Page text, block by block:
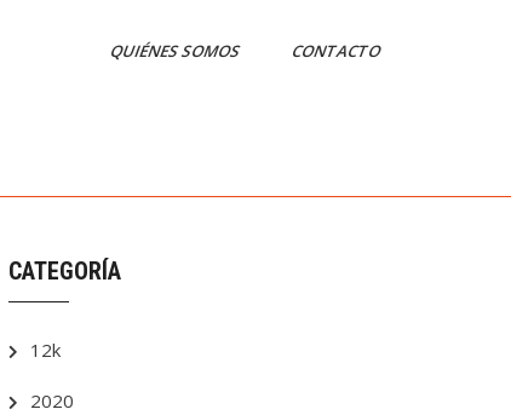
QUIÉNES SOMOS CONTACTO
CATEGORÍA
12k
2020